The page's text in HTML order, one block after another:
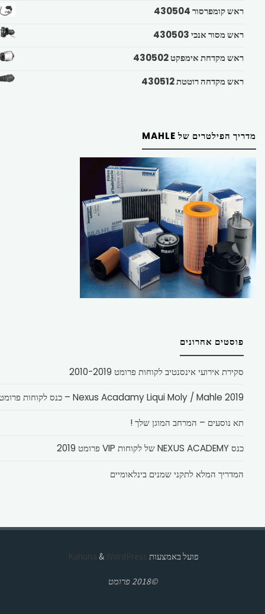
ראש קומפרסור 430504
ראש מסור אנכי 430503
ראש מקדחת אימפקט 430502
ראש מקדחה רוטטת 430512
מדריך הפילטרים של MAHLE
פוסטים אחרונים
סקירת אירועי אינסנטיב לקוחות פרומט 2010-2019
Nexus Acadamy Liqui Moly / Mahle 2019 – כנס לקוחות פרומט
תא נוסעים – המרחב המוגן שלך !
כנס NEXUS ACADEMY של לקוחות VIP פרומט 2019
המדריך המלא לתקני שמנים בינלאומיים
פועל באמצעות & WordPress.
©2018 פרומט